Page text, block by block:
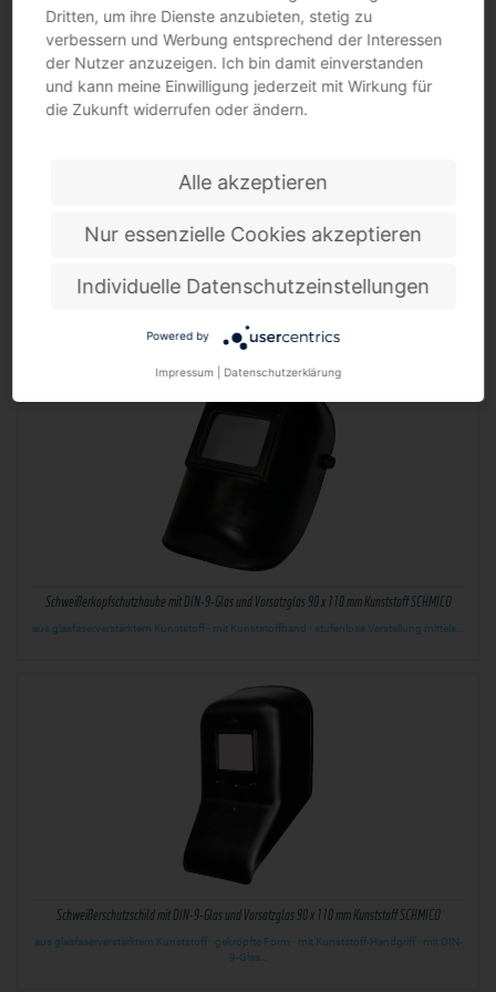
flammenhemmendes Gewebe mit Klettverschluss · die Befestigung an den Helm erfolgt
Schweißerkopfschutzhaube mit DIN-9-Glas und Vorsatzglas 90 x 110 mm Kunststoff SCHMICO
aus glasfaserverstärktem Kunststoff · mit Kunststoffband · stufenlose Verstellung mittels…
Schweißerschutzschild mit DIN-9-Glas und Vorsatzglas 90 x 110 mm Kunststoff SCHMICO
aus glasfaserverstärktem Kunststoff · gekröpfte Form · mit Kunststoff-Handgriff · mit DIN-
9-Glas…
Dritten, um ihre Dienste anzubieten, stetig zu
verbessern und Werbung entsprechend der Interessen
der Nutzer anzuzeigen. Ich bin damit einverstanden
und kann meine Einwilligung jederzeit mit Wirkung für
die Zukunft widerrufen oder ändern.
Alle akzeptieren
Nur essenzielle Cookies akzeptieren
Individuelle Datenschutzeinstellungen
Powered by
Impressum Datenschutzerklärung